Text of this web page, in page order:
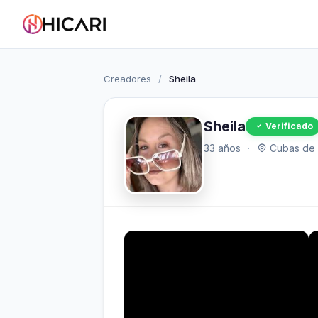
Creadores / Sheila
Sheila Verificado
33 años · Cubas de